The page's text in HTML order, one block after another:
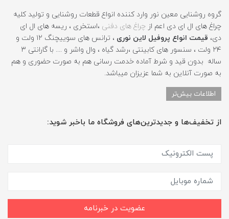
گروه روشنایی معین نور وارد کننده انواع قطعات روشنایی و تولید کلیه
چراغ های ال ای دی اعم از چراغ های دفنی ،استخری ، ریسه های ال ای
دی، قیمت انواع پروفیل لاین نوری
، ترانس های سوییچنگ ۱۲ ولت و
۲۴ ولت ، سنسور های کابینتی ،رشد گیاه ، وال واشر و .... با گارانتی ۳
ساله بدون قید و شرط آماده خدمت رسانی هم به صورت حضوری و هم
به صورت آنلاین به شما عزیزان میباشد.
اطلاعات بیش‌تر
از تخفیف‌ها و جدیدترین‌های فروشگاه ما باخبر شوید:
عضویت در خبرنامه